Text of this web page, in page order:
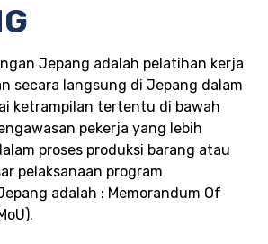
Jepang adalah pelatihan kerja
secara langsung di Jepang dalam
ketrampilan tertentu di bawah
pekerja yang lebih
proses produksi barang atau
pelaksanaan program
adalah : Memorandum Of